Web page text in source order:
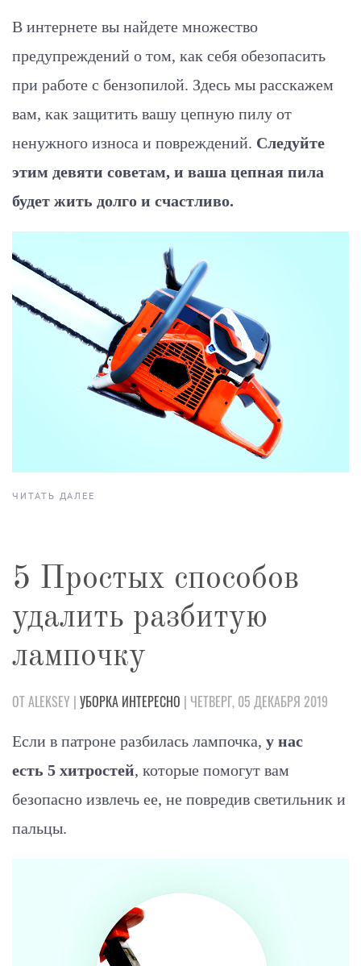
В интернете вы найдете множество
предупреждений о том, как себя обезопасить
при работе с бензопилой. Здесь мы расскажем
вам, как защитить вашу цепную пилу от
ненужного износа и повреждений. Следуйте
этим девяти советам, и ваша цепная пила
будет жить долго и счастливо.
ЧИТАТЬ ДАЛЕЕ
5 Простых способов
удалить разбитую
лампочку
ОТ ALEKSEY | УБОРКА ИНТЕРЕСНО | ЧЕТВЕРГ, 05 ДЕКАБРЯ 2019
Если в патроне разбилась лампочка, у нас
есть 5 хитростей, которые помогут вам
безопасно извлечь ее, не повредив светильник и
пальцы.